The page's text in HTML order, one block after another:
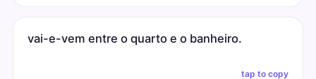
vai-e-vem entre o quarto e o banheiro.
tap to copy